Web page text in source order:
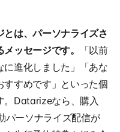
は、パーソナライズさ
ッセージです。
「以前
に進化しました」「あな
すめです」といった個
。Datarizeなら、購入
パーソナライズ配信が